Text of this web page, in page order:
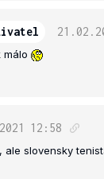
málo
12:58
ale slovensky